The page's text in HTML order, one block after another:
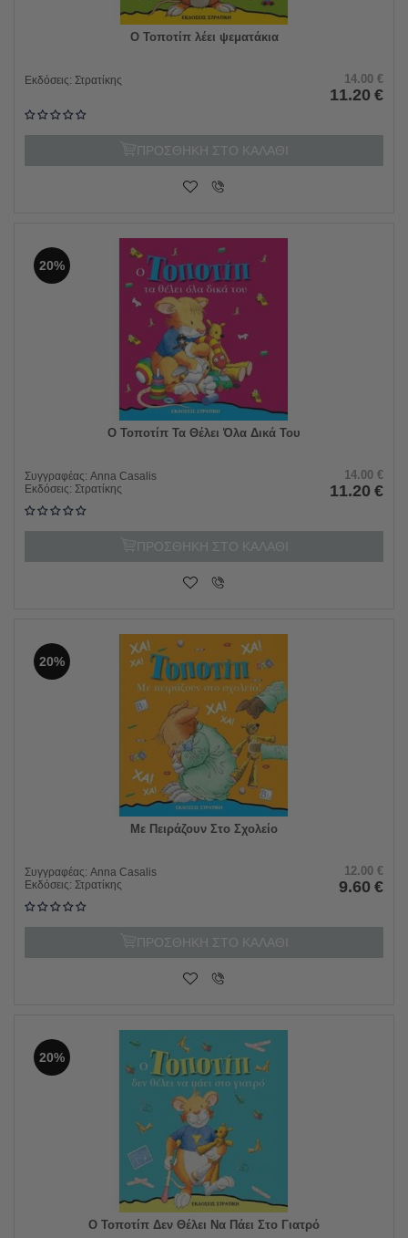
Ο Τοποτίπ λέει ψεματάκια
Εκδόσεις: Στρατίκης 14.00 €
11.20 €
ΠΡΟΣΘΗΚΗ ΣΤΟ ΚΑΛΑΘΙ
20%
Ο Τοποτίπ Τα Θέλει Όλα Δικά Του
Συγγραφέας: Anna Casalis
Εκδόσεις: Στρατίκης
14.00 €
11.20 €
ΠΡΟΣΘΗΚΗ ΣΤΟ ΚΑΛΑΘΙ
20%
Με Πειράζουν Στο Σχολείο
Συγγραφέας: Anna Casalis
Εκδόσεις: Στρατίκης
12.00 €
9.60 €
ΠΡΟΣΘΗΚΗ ΣΤΟ ΚΑΛΑΘΙ
20%
Ο Τοποτίπ Δεν Θέλει Να Πάει Στο Γιατρό